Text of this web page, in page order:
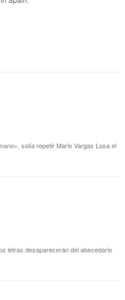
solía repetir Mario Vargas Losa el
letras desaparecerán del abecedario